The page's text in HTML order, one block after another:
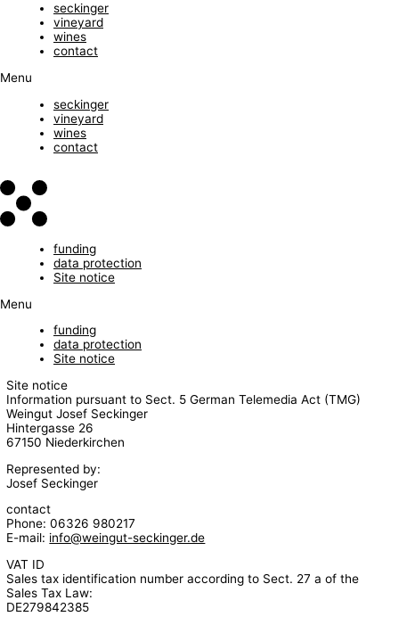
seckinger
vineyard
wines
contact
Menu
seckinger
vineyard
wines
contact
funding
data protection
Site notice
Menu
funding
data protection
Site notice
Site notice
Information pursuant to Sect. 5 German Telemedia Act (TMG)
Weingut Josef Seckinger
Hintergasse 26
67150 Niederkirchen
Represented by:
Josef Seckinger
contact
Phone: 06326 980217
E-mail: info@weingut-seckinger.de
VAT ID
Sales tax identification number according to Sect. 27 a of the
Sales Tax Law:
DE279842385